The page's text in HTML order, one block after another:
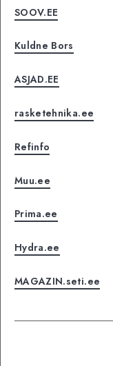
SOOV.EE
Kuldne Bors
ASJAD.EE
rasketehnika.ee
Refinfo
Muu.ee
Prima.ee
Hydra.ee
MAGAZIN.seti.ee